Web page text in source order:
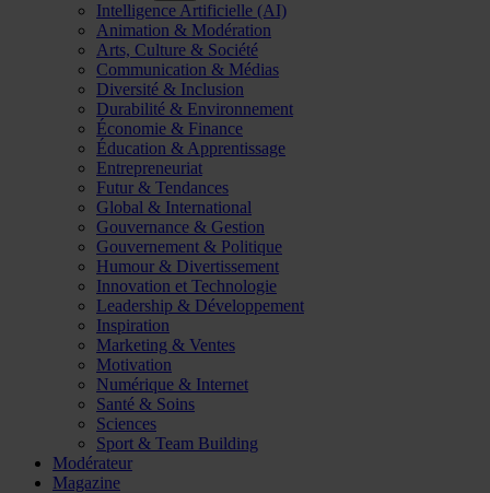
Intelligence Artificielle (AI)
Animation & Modération
Arts, Culture & Société
Communication & Médias
Diversité & Inclusion
Durabilité & Environnement
Économie & Finance
Éducation & Apprentissage
Entrepreneuriat
Futur & Tendances
Global & International
Gouvernance & Gestion
Gouvernement & Politique
Humour & Divertissement
Innovation et Technologie
Leadership & Développement
Inspiration
Marketing & Ventes
Motivation
Numérique & Internet
Santé & Soins
Sciences
Sport & Team Building
Modérateur
Magazine